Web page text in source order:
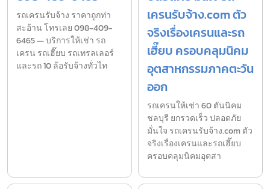
รถเครนรับจ้าง ราคาถูกท่า
สะอ้าน โทรเลย 098-409-
6465 — บริการให้เช่า รถ
เครน รถเฮี๊ยบ รถเทรลเลอร์
และรถ 10 ล้อรับจ้างทั่วไท
เครนรับจ้าง.com ตัว
จริงเรื่องเครนและรถ
เฮี๊ยบ ครอบคลุมนิคม
อุตสาหกรรมภาคตะวัน
ออก
รถเครนให้เช่า 60 ตันนิคม
ชลบุรี ยกรวดเร็ว ปลอดภัย
มั่นใจ รถเครนรับจ้าง.com ตัว
จริงเรื่องเครนและรถเฮี๊ยบ
ครอบคลุมนิคมอุตสา